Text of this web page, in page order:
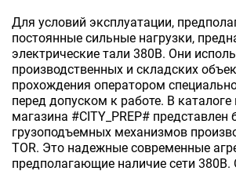
Для условий эксплуатации,
постоянные сильные нагрузки,
электрические тали 380В. Они
производственных и складских
прохождения оператором
перед допуском к работе. В каталоге
магазина #CITY_PREP#
грузоподъемных механизмов
TOR. Это надежные современные
предполагающие наличие сети 380В.